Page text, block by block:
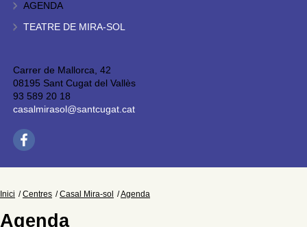
AGENDA
TEATRE DE MIRA-SOL
Carrer de Mallorca, 42
08195 Sant Cugat del Vallès
93 589 20 18
casalmirasol@santcugat.cat
Inici Centres Casal Mira-sol Agenda
Agenda